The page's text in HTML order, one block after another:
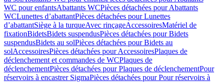
WC pour enfantsAbattants WCPièces détachées pour Abattants
WCLunettes d’abattantPièces détachées pour Lunettes
d’abattantSiège à la turqueAvec rinçageAccessoiresMatériel de
fixationBidetsBidets suspendusPièces détachées pour Bidets
suspendusBidets au solPièces détachées pour Bidets au
solAccessoiresPièces détachées pour AccessoiresPlaques de
déclenchement et commandes de WCPlaques de
déclenchementPièces détachées pour Plaques de déclenchementPour
réservoirs à encastrer SigmaPièces détachées pour Pour réservoirs à